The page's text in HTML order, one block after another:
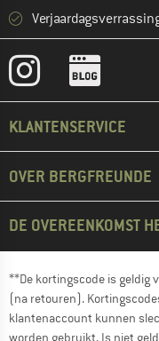
KLANTENSERVICE
OVER BERGFREUNDE
DE OVEREENKOMST
**De kortingscode is geldig
(na retouren).
klantenaccount kunnen
worden gebruikt. Is niet